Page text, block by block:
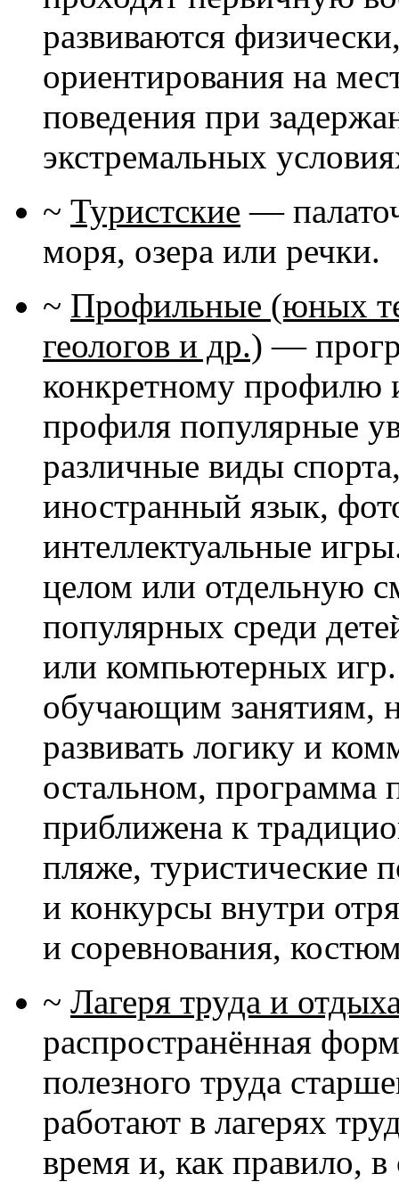
развиваются
ориентирования на
поведения при
экстремальных
~ Туристские —
моря, озера или речки.
~ Профильные (юных
геологов и др.) —
конкретному профилю
профиля популярные
различные виды
иностранный язык,
интеллектуальные
целом или отдельную
популярных среди
или компьютерных
обучающим занятиям,
развивать логику и
остальном, программа
приближена к
пляже, туристические
и конкурсы внутри
и соревнования,
~ Лагеря труда и
распространённая
полезного труда
работают в лагерях
время и, как правило, в